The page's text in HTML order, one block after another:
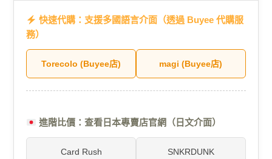
快速代購：支援多國語言介面（透過 Buyee 代購服
務）
Torecolo (Buyee店) magi (Buyee店)
進階比價：查看日本專賣店官網（日文介面）
Card Rush SNKRDUNK